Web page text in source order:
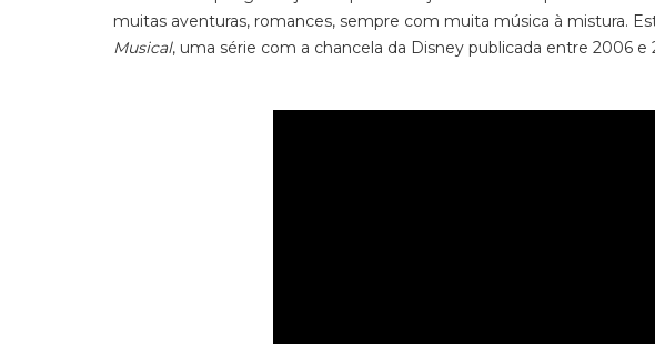
muitas aventuras, romances, sempre com muita música à mistura.
Musical, uma série com a chancela da Disney publicada entre 2006 e